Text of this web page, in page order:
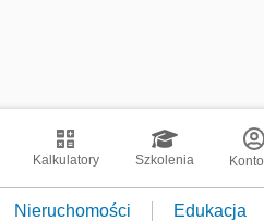
Kalkulatory Szkolenia Konto
Nieruchomości Edukacja